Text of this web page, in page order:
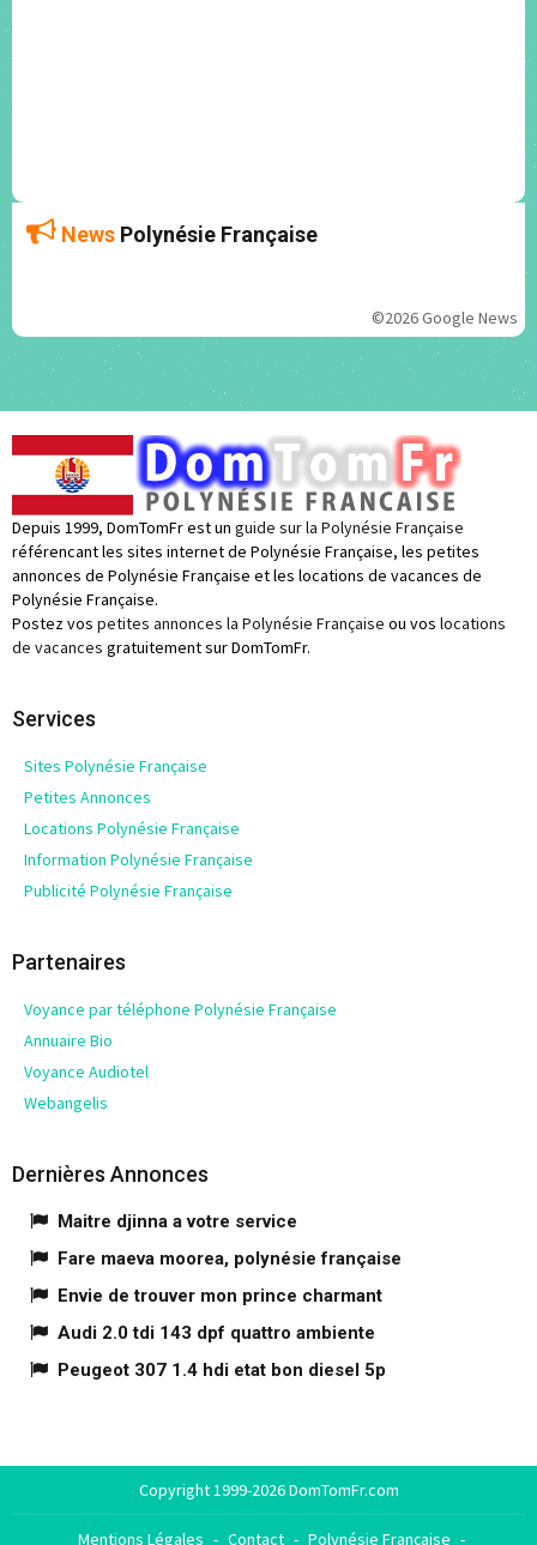
News Polynésie Française
©2026 Google News
Depuis 1999, DomTomFr est un guide sur la Polynésie Française
référencant les sites internet de Polynésie Française, les petites
annonces de Polynésie Française et les locations de vacances de
Polynésie Française.
Postez vos petites annonces la Polynésie Française ou vos locations
de vacances gratuitement sur DomTomFr.
Services
Sites Polynésie Française
Petites Annonces
Locations Polynésie Française
Information Polynésie Française
Publicité Polynésie Française
Partenaires
Voyance par téléphone Polynésie Française
Annuaire Bio
Voyance Audiotel
Webangelis
Dernières Annonces
Maitre djinna a votre service
Fare maeva moorea, polynésie française
Envie de trouver mon prince charmant
Audi 2.0 tdi 143 dpf quattro ambiente
Peugeot 307 1.4 hdi etat bon diesel 5p
Copyright 1999-2026 DomTomFr.com
Mentions Légales - Contact - Polynésie Française -